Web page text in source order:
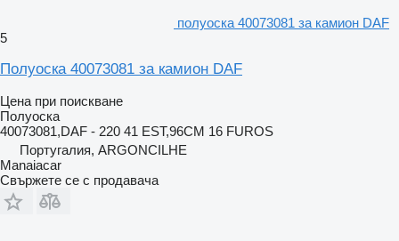
полуоска 40073081 за камион DAF
5
Полуоска 40073081 за камион DAF
Цена при поискване
Полуоска
40073081,DAF - 220 41 EST,96CM 16 FUROS
Португалия, ARGONCILHE
Manaiacar
Свържете се с продавача